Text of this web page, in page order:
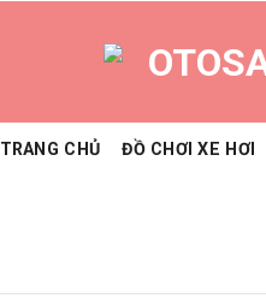
TRANG CHỦ ĐỒ CHƠI XE HƠI